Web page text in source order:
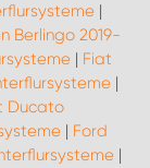
|
Berlingo 2019-
| Fiat
|
Ducato
| Ford
|